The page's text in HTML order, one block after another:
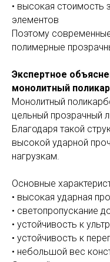
• высокая
элементов
Поэтому
полимерные
Экспертное
монолитный
Монолитный
цельный прозрачный
Благодаря такой
высокой ударной
нагрузкам.
Основные
• высокая ударная
• светопропускание
• устойчивость к
• устойчивость к
• небольшой вес